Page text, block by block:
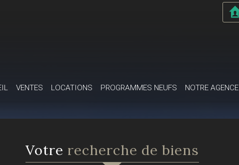
VENTES LOCATIONS PROGRAMMES NEUFS NOTRE AGENCE
Votre recherche de biens